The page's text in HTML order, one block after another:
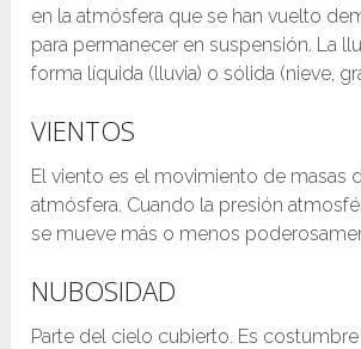
en la atmósfera que se han vuelto
​​para permanecer en suspensión. La
forma líquida (lluvia) o sólida (nieve,
VIENTOS
El viento es el movimiento de masas
atmósfera. Cuando la presión
se mueve más o menos
NUBOSIDAD
Parte del cielo cubierto. Es